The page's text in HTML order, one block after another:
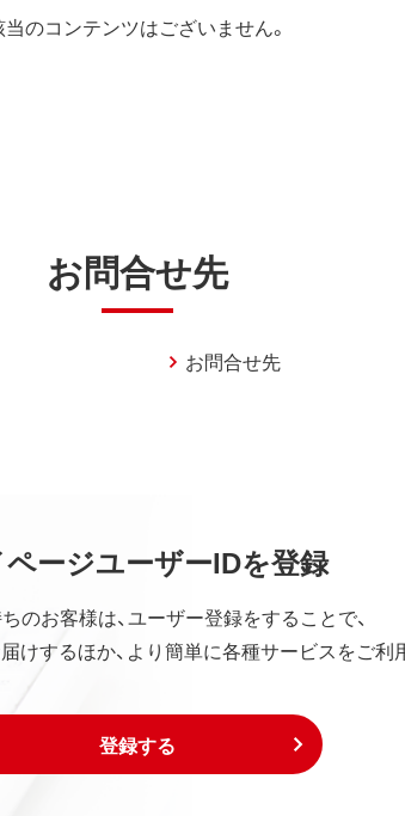
当のコンテンツはございません。
お問合せ先
お問合せ先
ージユーザーIDを登録
のお客様は、ユーザー登録をすることで、
けするほか、より簡単に各種サービスをご利
登録する